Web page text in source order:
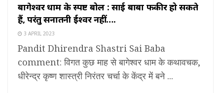
बागेश्वर धाम के स्पष्ट बोल : साई बाबा फकीर हो सकते
हैं, परंतु सनातनी ईश्वर नहीं….
3 APRIL 2023
Pandit Dhirendra Shastri Sai Baba
comment: विगत कुछ माह से बागेश्वर धाम के कथावचक,
धीरेन्द्र कृष्ण शास्त्री निरंतर चर्चा के केंद्र में बने ...